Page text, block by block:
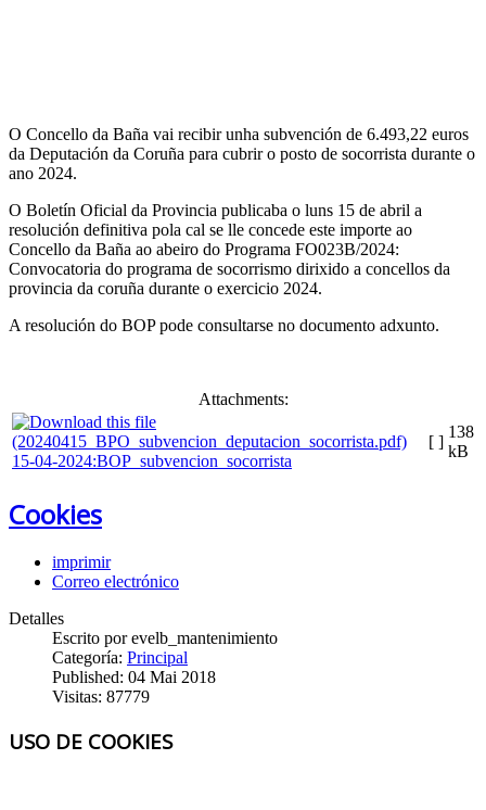
O Concello da Baña vai recibir unha subvención de 6.493,22 euros
da Deputación da Coruña para cubrir o posto de socorrista durante o
ano 2024.
O Boletín Oficial da Provincia publicaba o luns 15 de abril a
resolución definitiva pola cal se lle concede este importe ao
Concello da Baña ao abeiro do Programa FO023B/2024:
Convocatoria do programa de socorrismo dirixido a concellos da
provincia da coruña durante o exercicio 2024.
A resolución do BOP pode consultarse no documento adxunto.
Attachments:
15-04-2024:BOP_subvencion_socorrista
[ ]
138
kB
Cookies
imprimir
Correo electrónico
Detalles
Escrito porevelb_mantenimiento
Categoría: Principal
Published: 04 Mai 2018
Visitas: 87779
USO DE COOKIES